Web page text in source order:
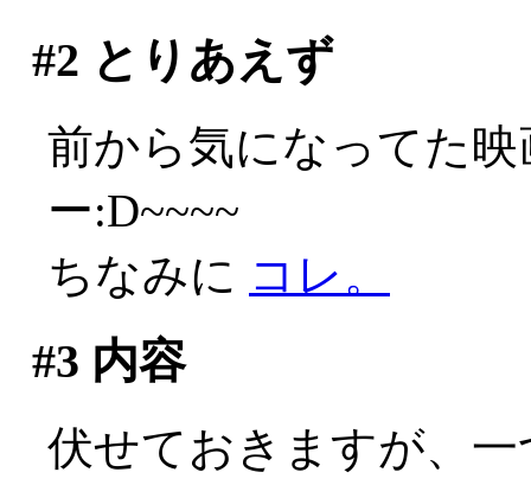
#2 とりあえず
前から気になってた
ー:D~~~~
ちなみに コレ。
#3 内容
伏せておきますが、